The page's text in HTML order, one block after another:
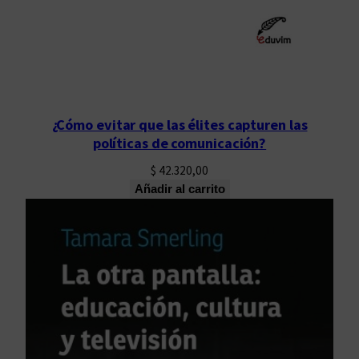
¿Cómo evitar que las élites capturen las
políticas de comunicación?
$ 42.320,00
Añadir al carrito